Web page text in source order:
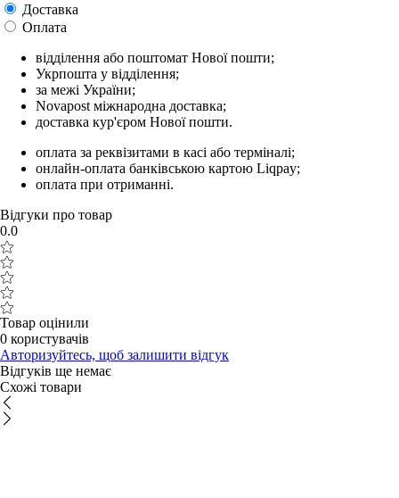
Доставка
Оплата
відділення або поштомат Нової пошти;
Укрпошта у відділення;
за межі України;
Novapost міжнародна доставка;
доставка кур'єром Нової пошти.
оплата за реквізитами в касі або терміналі;
онлайн-оплата банківською картою Liqpay;
оплата при отриманні.
Відгуки про товар
0.0
Товар оцінили
0 користувачів
Авторизуйтесь, щоб залишити відгук
Відгуків ще немає
Схожі товари